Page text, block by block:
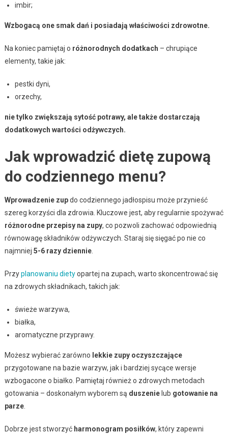
imbir;
Wzbogacą one smak dań i posiadają właściwości zdrowotne.
Na koniec pamiętaj o różnorodnych dodatkach – chrupiące
elementy, takie jak:
pestki dyni,
orzechy,
nie tylko zwiększają sytość potrawy, ale także dostarczają
dodatkowych wartości odżywczych.
Jak wprowadzić dietę zupową
do codziennego menu?
Wprowadzenie zupdo codziennego jadłospisu może przynieść
szereg korzyści dla zdrowia. Kluczowe jest, aby regularnie spożywać
różnorodne przepisy na zupy, co pozwoli zachować odpowiednią
równowagę składników odżywczych. Staraj się sięgać po nie co
najmniej 5-6 razy dziennie.
Przyplanowaniu dietyopartej na zupach, warto skoncentrować się
na zdrowych składnikach, takich jak:
świeże warzywa,
białka,
aromatyczne przyprawy.
Możesz wybierać zarówno lekkie zupy oczyszczające
przygotowane na bazie warzyw, jak i bardziej sycące wersje
wzbogacone o białko. Pamiętaj również o zdrowych metodach
gotowania – doskonałym wyborem są duszenielub gotowanie na
parze.
Dobrze jest stworzyć harmonogram posiłków, który zapewni